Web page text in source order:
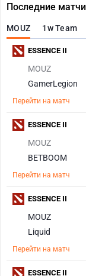
Последние матчи
MOUZ 1w Team
MOUZ
GamerLegion
Перейти на матч
ESSENCE II
MOUZ
BETBOOM
Перейти на матч
ESSENCE II
MOUZ
Liquid
Перейти на матч
ESSENCE II
ESSENCE II